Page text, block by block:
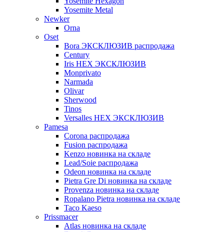
Yosemite Metal
Newker
Orna
Oset
Bora ЭКСКЛЮЗИВ распродажа
Century
Iris HEX ЭКСКЛЮЗИВ
Monprivato
Narmada
Olivar
Sherwood
Tinos
Versalles HEX ЭКСКЛЮЗИВ
Pamesa
Corona распродажа
Fusion распродажа
Kenzo новинка на складе
Lead/Soie распродажа
Odeon новинка на складе
Pietra Gre Di новинка на складе
Provenza новинка на складе
Ropalano Pietra новинка на складе
Taco Kaeso
Prissmacer
Atlas новинка на складе